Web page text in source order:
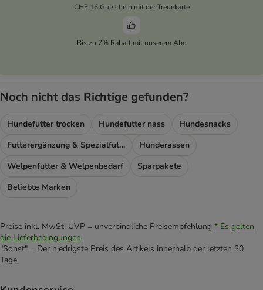
CHF 16 Gutschein mit der Treuekarte
Bis zu 7% Rabatt mit unserem Abo
Noch nicht das Richtige gefunden?
Hundefutter trocken Hundefutter nass
Hundesnacks
Futterergänzung & Spezialfutter
Hunderassen
Welpenfutter & Welpenbedarf
Sparpakete
Beliebte Marken
Preise inkl. MwSt. UVP = unverbindliche Preisempfehlung * Es gelten
die Lieferbedingungen
"Sonst" = Der niedrigste Preis des Artikels innerhalb der letzten 30
Tage.